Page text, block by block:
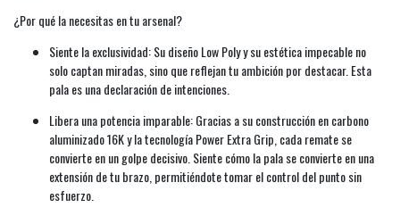
¿Por qué la necesitas en tu arsenal?
Siente la exclusividad: Su diseño Low Poly y su estética impecable no
solo captan miradas, sino que reflejan tu ambición por destacar. Esta
pala es una declaración de intenciones.
Libera una potencia imparable: Gracias a su construcción en carbono
aluminizado 16K y la tecnología Power Extra Grip, cada remate se
convierte en un golpe decisivo. Siente cómo la pala se convierte en una
extensión de tu brazo, permitiéndote tomar el control del punto sin
esfuerzo.